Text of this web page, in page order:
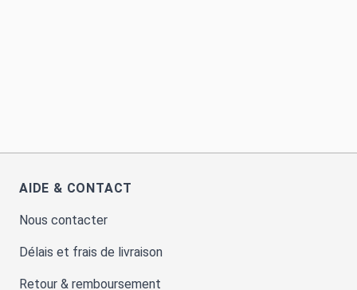
AIDE & CONTACT
Nous contacter
Délais et frais de livraison
Retour & remboursement